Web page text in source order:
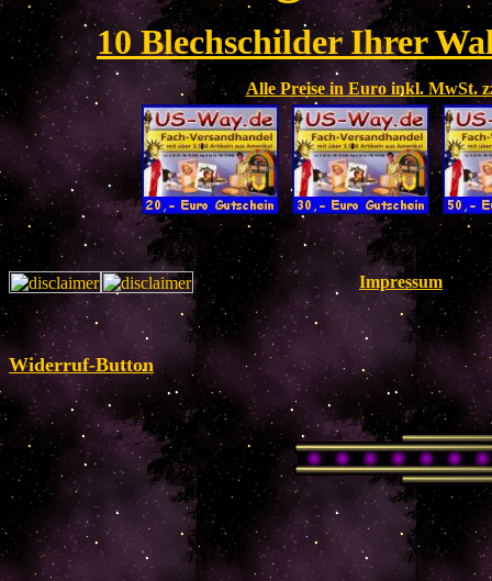
10 Blechschilder Ihrer
Alle Preise in Euro inkl. MwSt.
Impressum
Widerruf-Button